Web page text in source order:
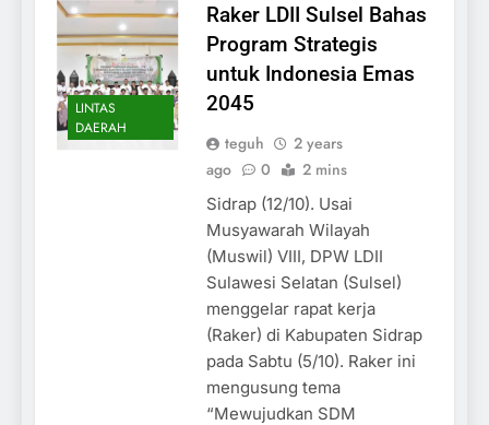
LINTAS
DAERAH
Raker LDII Sulsel Bahas
Program Strategis
untuk Indonesia Emas
2045
teguh
2 years
ago
0 2 mins
Sidrap (12/10). Usai
Musyawarah Wilayah
(Muswil) VIII, DPW LDII
Sulawesi Selatan (Sulsel)
menggelar rapat kerja
(Raker) di Kabupaten Sidrap
pada Sabtu (5/10). Raker ini
mengusung tema
“Mewujudkan SDM